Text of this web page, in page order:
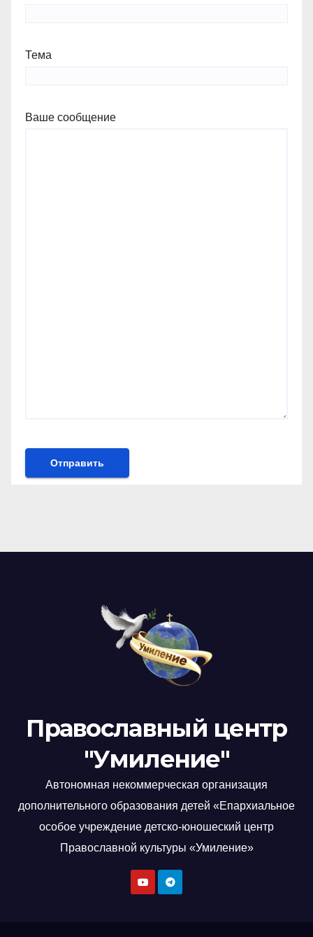
Тема
Ваше сообщение
Православный центр
"Умиление"
Автономная некоммерческая организация
дополнительного образования детей «Епархиальное
особое учреждение детско-юношеский центр
Православной культуры «Умиление»